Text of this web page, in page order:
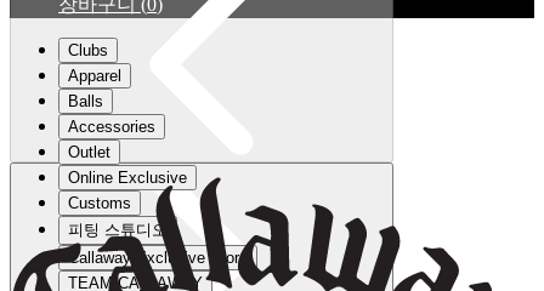
장바구니 (0)
Clubs
Apparel
Balls
Accessories
Outlet
Online Exclusive
Customs
피팅 스튜디오
Callaway Exclusive Store
TEAM CALLAWAY